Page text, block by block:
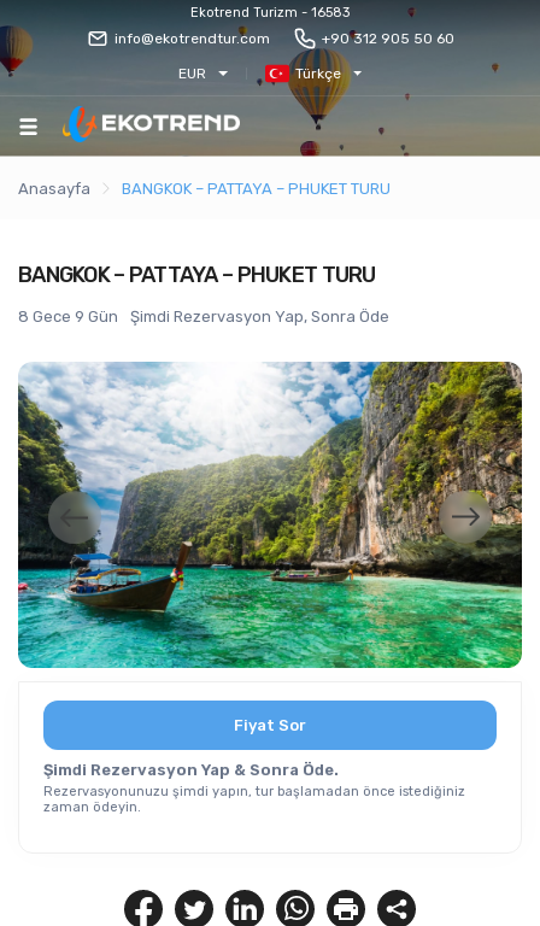
Ekotrend Turizm - 16583
info@ekotrendtur.com +90 312 905 50 60
EUR Türkçe
Anasayfa BANGKOK – PATTAYA – PHUKET TURU
BANGKOK – PATTAYA – PHUKET TURU
8 Gece 9 Gün Şimdi Rezervasyon Yap, Sonra Öde
Fiyat Sor
Şimdi Rezervasyon Yap & Sonra Öde.
Rezervasyonunuzu şimdi yapın, tur başlamadan önce istediğiniz
zaman ödeyin.